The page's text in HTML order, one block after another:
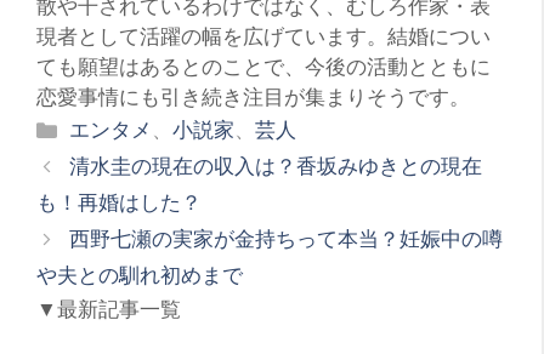
散や干されているわけではなく、むしろ作家・表
現者として活躍の幅を広げています。結婚につい
ても願望はあるとのことで、今後の活動とともに
恋愛事情にも引き続き注目が集まりそうです。
カ
テ
ゴ
リ
ー
エンタメ 、小説家、芸人
清水圭の現在の収入は？香坂みゆきとの現在
も！再婚はした？
西野七瀬の実家が金持ちって本当？妊娠中の噂
や夫との馴れ初めまで
▼最新記事一覧